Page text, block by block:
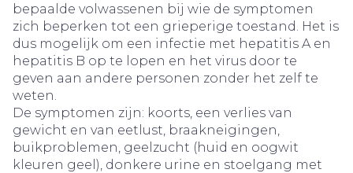
bepaalde volwassenen bij wie de symptomen
zich beperken tot een grieperige toestand. Het is
dus mogelijk om een infectie met hepatitis A en
hepatitis B op te lopen en het virus door te
geven aan andere personen zonder het zelf te
weten.
De symptomen zijn: koorts, een verlies van
gewicht en van eetlust, braakneigingen,
buikproblemen, geelzucht (huid en oogwit
kleuren geel), donkere urine en stoelgang met